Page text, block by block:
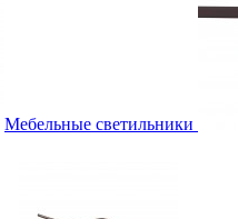
Мебельные светильники